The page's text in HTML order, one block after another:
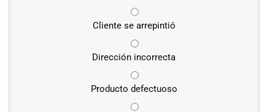
Cliente se arrepintió
Dirección incorrecta
Producto defectuoso